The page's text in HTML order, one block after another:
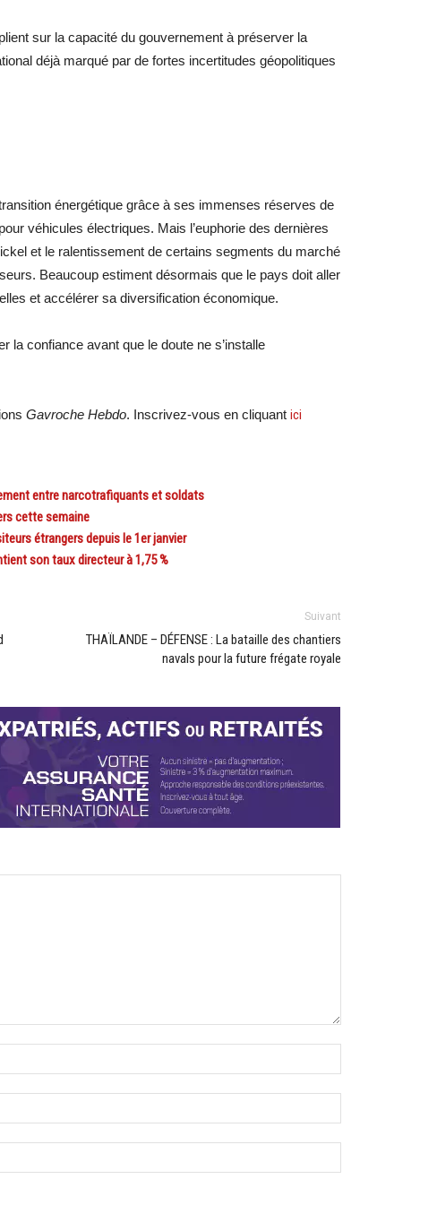
sur la capacité du gouvernement à préserver la
déjà marqué par de fortes incertitudes géopolitiques
énergétique grâce à ses immenses réserves de
véhicules électriques. Mais l’euphorie des dernières
et le ralentissement de certains segments du marché
Beaucoup estiment désormais que le pays doit aller
et accélérer sa diversification économique.
la confiance avant que le doute ne s’installe
Gavroche Hebdo. Inscrivez-vous en cliquant ici
entre narcotrafiquants et soldats
cette semaine
étrangers depuis le 1er janvier
son taux directeur à 1,75 %
Suivant
THAÏLANDE – DÉFENSE : La bataille des chantiers
navals pour la future frégate royale